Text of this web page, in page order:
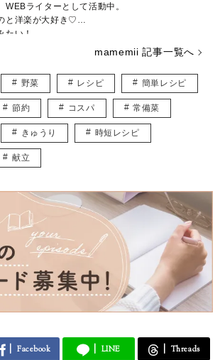
WEBライターとして活動中。
と洋楽が大好き♡
たい！
mamemii 記事一覧へ
野菜 レシピ 簡単レシピ
節約 コスパ 常備菜
きゅうり 時短レシピ
献立
Facebook LINE Threads